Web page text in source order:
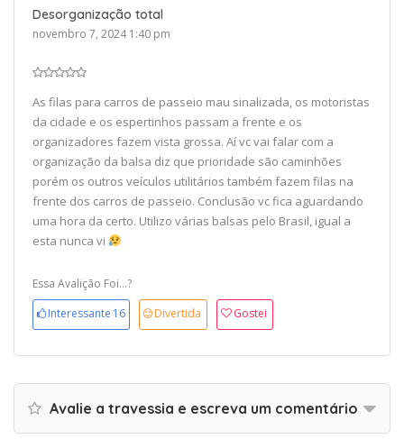
Desorganização total
novembro 7, 2024 1:40 pm
As filas para carros de passeio mau sinalizada, os motoristas
da cidade e os espertinhos passam a frente e os
organizadores fazem vista grossa. Aí vc vai falar com a
organização da balsa diz que prioridade são caminhões
porém os outros veículos utilitários também fazem filas na
frente dos carros de passeio. Conclusão vc fica aguardando
uma hora da certo. Utilizo várias balsas pelo Brasil, igual a
esta nunca vi
Essa Avalição Foi...?
Interessante 16 Divertida Gostei
Avalie a travessia e escreva um comentário